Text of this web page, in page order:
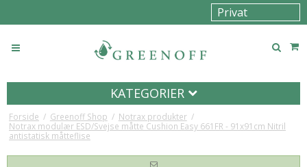
KATEGORIER
Forside / Greenoff Shop / Notrax produkter /
Notrax modulær ESD/Svejse måtte Cushion Easy 661FR - 91x91cm Nitril
antistatisk måtteflise